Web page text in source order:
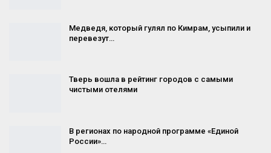
Медведя, который гулял по Кимрам, усыпили и
перевезут…
Тверь вошла в рейтинг городов с самыми
чистыми отелями
В регионах по народной программе «Единой
России»…